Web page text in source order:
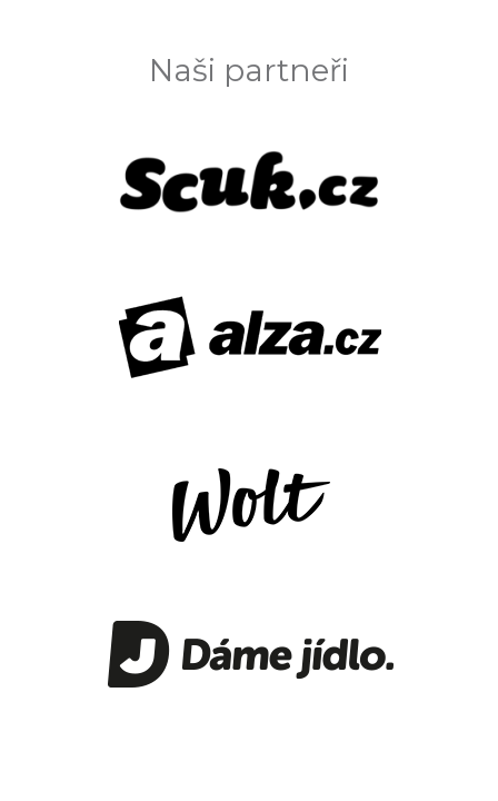
Naši partneři